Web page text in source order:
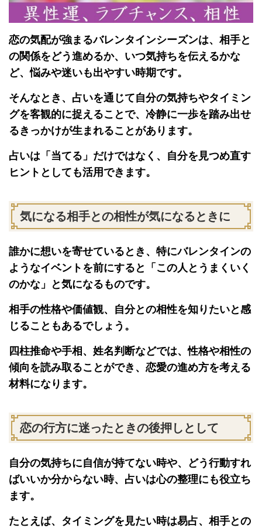
恋の気配が強まるバレンタインシーズンは、相手と
の関係をどう進めるか、いつ気持ちを伝えるかな
ど、悩みや迷いも出やすい時期です。
そんなとき、占いを通じて自分の気持ちやタイミン
グを客観的に捉えることで、冷静に一歩を踏み出せ
るきっかけが生まれることがあります。
占いは「当てる」だけではなく、自分を見つめ直す
ヒントとしても活用できます。
気になる相手との相性が気になるときに
誰かに想いを寄せているとき、特にバレンタインの
ようなイベントを前にすると「この人とうまくいく
のかな」と気になるものです。
相手の性格や価値観、自分との相性を知りたいと感
じることもあるでしょう。
四柱推命や手相、姓名判断などでは、性格や相性の
傾向を読み取ることができ、恋愛の進め方を考える
材料になります。
恋の行方に迷ったときの後押しとして
自分の気持ちに自信が持てない時や、どう行動すれ
ばいいか分からない時、占いは心の整理にも役立ち
ます。
たとえば、タイミングを見たい時は易占、相手との